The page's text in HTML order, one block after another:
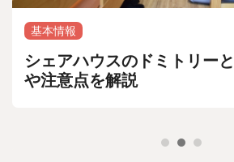
基本情報
シェアハウスのドミトリー
や注意点を解説